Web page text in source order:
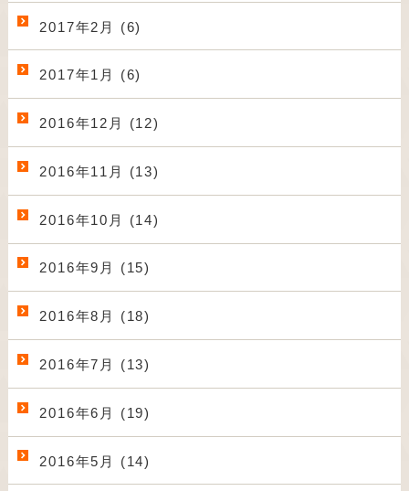
2017年2月 (6)
2017年1月 (6)
2016年12月 (12)
2016年11月 (13)
2016年10月 (14)
2016年9月 (15)
2016年8月 (18)
2016年7月 (13)
2016年6月 (19)
2016年5月 (14)